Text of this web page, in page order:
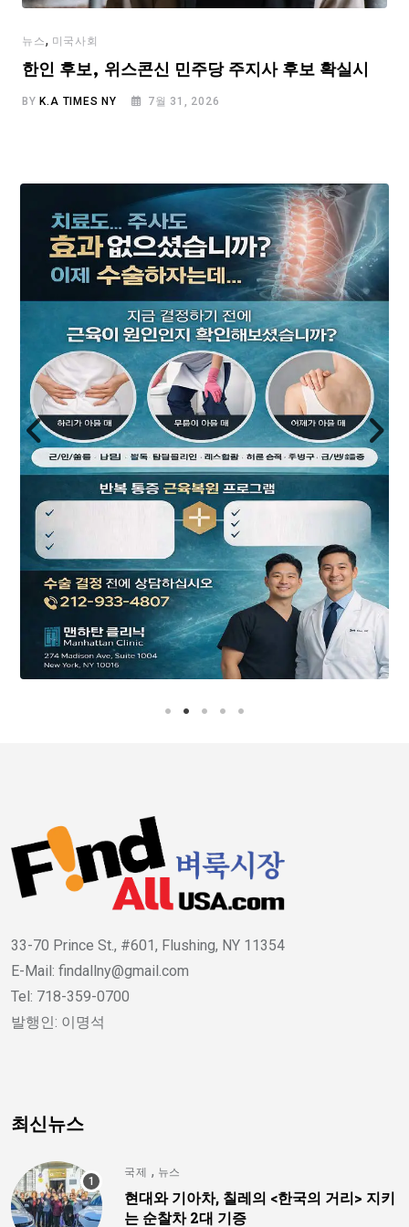
뉴스, 미국사회
한인 후보, 위스콘신 민주당 주지사 후보 확실시
BY K.A TIMES NY 7월 31, 2026
33-70 Prince St., #601, Flushing, NY 11354
E-Mail: findallny@gmail.com
Tel: 718-359-0700
발행인: 이명석
최신뉴스
국제 , 뉴스
현대와 기아차, 칠레의 <한국의 거리> 지키
는 순찰차 2대 기증